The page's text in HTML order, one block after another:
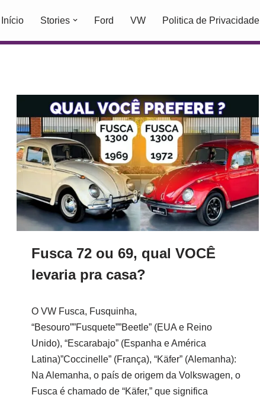
Início Stories Ford VW Politica de Privacidade
Fusca 72 ou 69, qual VOCÊ
levaria pra casa?
O VW Fusca, Fusquinha,
“Besouro””Fusquete””Beetle” (EUA e Reino
Unido), “Escarabajo” (Espanha e América
Latina)”Coccinelle” (França), “Käfer” (Alemanha):
Na Alemanha, o país de origem da Volkswagen, o
Fusca é chamado de “Käfer,” que significa